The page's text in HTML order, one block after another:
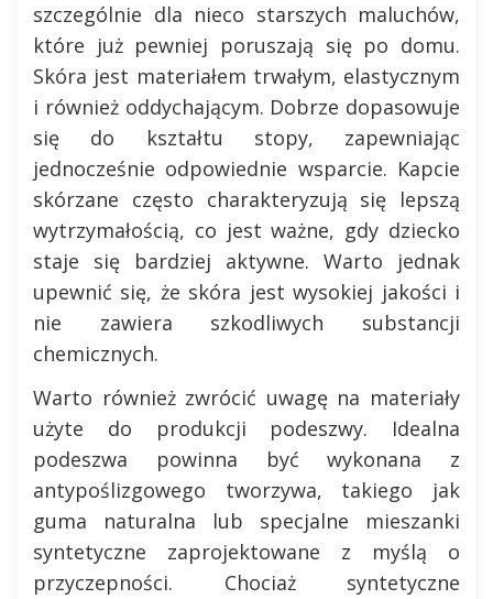
szczególnie dla nieco starszych maluchów,
które już pewniej poruszają się po domu.
Skóra jest materiałem trwałym, elastycznym
i również oddychającym. Dobrze dopasowuje
się do kształtu stopy, zapewniając
jednocześnie odpowiednie wsparcie. Kapcie
skórzane często charakteryzują się lepszą
wytrzymałością, co jest ważne, gdy dziecko
staje się bardziej aktywne. Warto jednak
upewnić się, że skóra jest wysokiej jakości i
nie zawiera szkodliwych substancji
chemicznych.
Warto również zwrócić uwagę na materiały
użyte do produkcji podeszwy. Idealna
podeszwa powinna być wykonana z
antypoślizgowego tworzywa, takiego jak
guma naturalna lub specjalne mieszanki
syntetyczne zaprojektowane z myślą o
przyczepności. Chociaż syntetyczne